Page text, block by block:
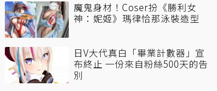
魔鬼身材！Coser扮《勝利女
神：妮姬》瑪律恰那泳裝造型
日V大代真白「畢業計數器」宣
布終止 一份來自粉絲500天的告
別